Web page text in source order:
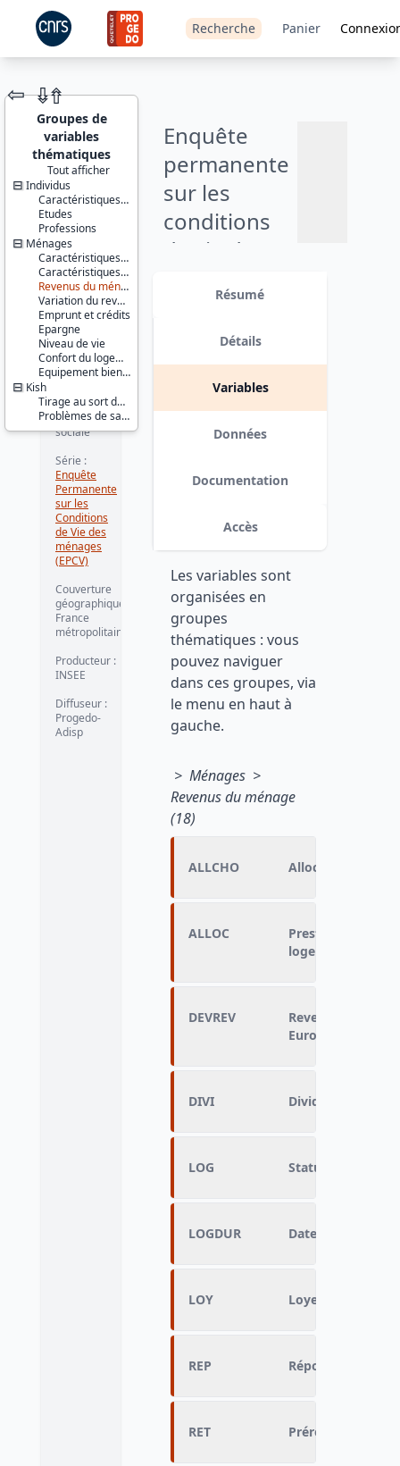
Recherche Panier
JEU DE
DONNÉES
Enquête
permanente
sur les
conditions
de vie des
partie fixe :
santé,
logement et
endettement
des
mai 2002
dans les fichiers de données. date :
⇦ ⇮⇮
Groupes de
variables
thématiques
Tout afficher
Individus
Caractéristiques socio-démographiques
Etudes
Professions
Ménages
Caractéristiques du ménage et de la personne de référence
Caractéristiques du logement
Revenus du ménage
Variation du revenu du ménage
Emprunt et crédits
Epargne
Niveau de vie
Confort du logement
Equipement biens durables
Kish
Tirage au sort des personnes interrogées
Problèmes de santé
Identifiants :
lil-0156
doi:10.13144/lil-
0156
Thèmes :
Conditions
de vie et
Santé et
protection
sociale
Série :
Enquête
Permanente
sur les
Conditions
de Vie des
ménages
(EPCV)
Couverture
géographique :
France
métropolitaine
Producteur :
INSEE
Diffuseur :
Progedo-
Adisp
Résumé
Détails
Variables
Données
Documentation
Accès
Les variables sont
organisées en
groupes
thématiques : vous
pouvez naviguer
dans ces groupes, via
le menu en haut à
gauche.
> Ménages >
Revenus du ménage
(18)
ALLCHO Allocation
ALLOC
Prestations
logement
DEVREV
Revenus annuels
Euros
DIVI Dividendes,
LOG Statut
LOGDUR Date d'entrée
LOY Loyers, fermages
REP Répondant à la
RET Préretraite,